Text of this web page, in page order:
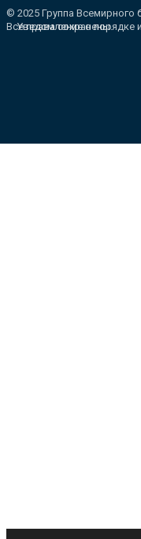
© 2025 Группа Всемирного
Все права сохранены.
Уведомление о порядке